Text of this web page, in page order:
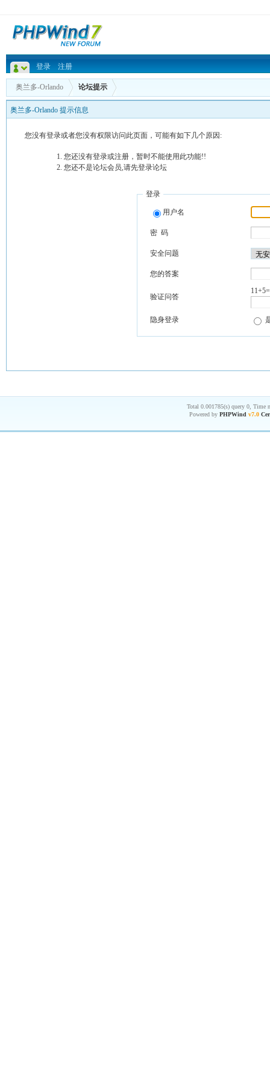
登录 注册
奥兰多-Orlando 论坛提示
奥兰多-Orlando 提示信息
您没有登录或者您没有权限访问此页面，可能有如下几个原因:
您还没有登录或注册，暂时不能使用此功能!!
您还不是论坛会员,请先登录论坛
登录
用户名
密 码
安全问题
您的答案
验证问答
隐身登录
Total 0.001785(s) query 0, Time
Powered by PHPWind v7.0